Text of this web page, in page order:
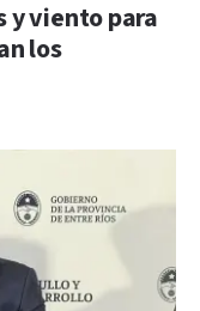
y viento para
los